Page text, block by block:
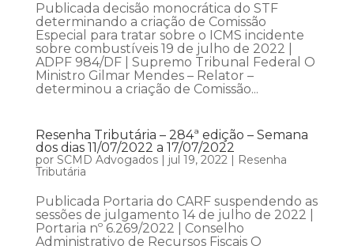
Publicada decisão monocrática do STF
determinando a criação de Comissão
Especial para tratar sobre o ICMS incidente
sobre combustíveis 19 de julho de 2022 |
ADPF 984/DF | Supremo Tribunal Federal O
Ministro Gilmar Mendes – Relator –
determinou a criação de Comissão...
Resenha Tributária – 284ª edição – Semana
dos dias 11/07/2022 a 17/07/2022
por SCMD Advogados| jul 19, 2022| Resenha
Tributária
Publicada Portaria do CARF suspendendo as
sessões de julgamento 14 de julho de 2022 |
Portaria nº 6.269/2022 | Conselho
Administrativo de Recursos Fiscais O